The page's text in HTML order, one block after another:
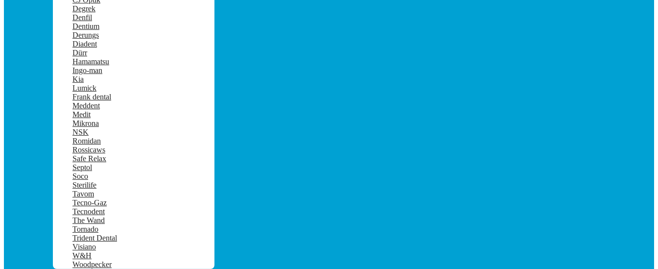
Degrek
Denfil
Dentium
Derungs
Diadent
Dürr
Hamamatsu
Ingo-man
Kia
Lumick
Frank dental
Meddent
Medit
Mikrona
NSK
Romidan
Rossicaws
Safe Relax
Septol
Soco
Sterilife
Tavom
Tecno-Gaz
Tecnodent
The Wand
Tornado
Trident Dental
Visiano
W&H
Woodpecker